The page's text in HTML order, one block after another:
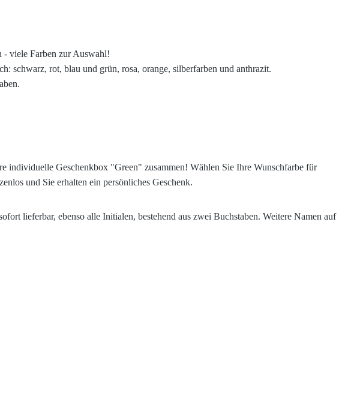
- viele Farben zur Auswahl!
schwarz, rot, blau und grün, rosa, orange, silberfarben und anthrazit.
individuelle Geschenkbox "Green" zusammen! Wählen Sie Ihre Wunschfarbe für
und Sie erhalten ein persönliches Geschenk.
lieferbar, ebenso alle Initialen, bestehend aus zwei Buchstaben. Weitere Namen auf